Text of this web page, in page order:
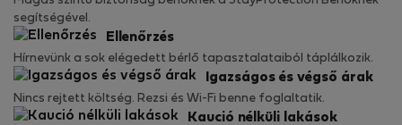
segítségével.
Ellenőrzés
Hírnevünk a sok elégedett bérlő tapasztalataiból táplálkozik.
Igazságos és végső árak
Nincs rejtett költség. Rezsi és Wi-Fi benne foglaltatik.
Kaució nélküli lakások